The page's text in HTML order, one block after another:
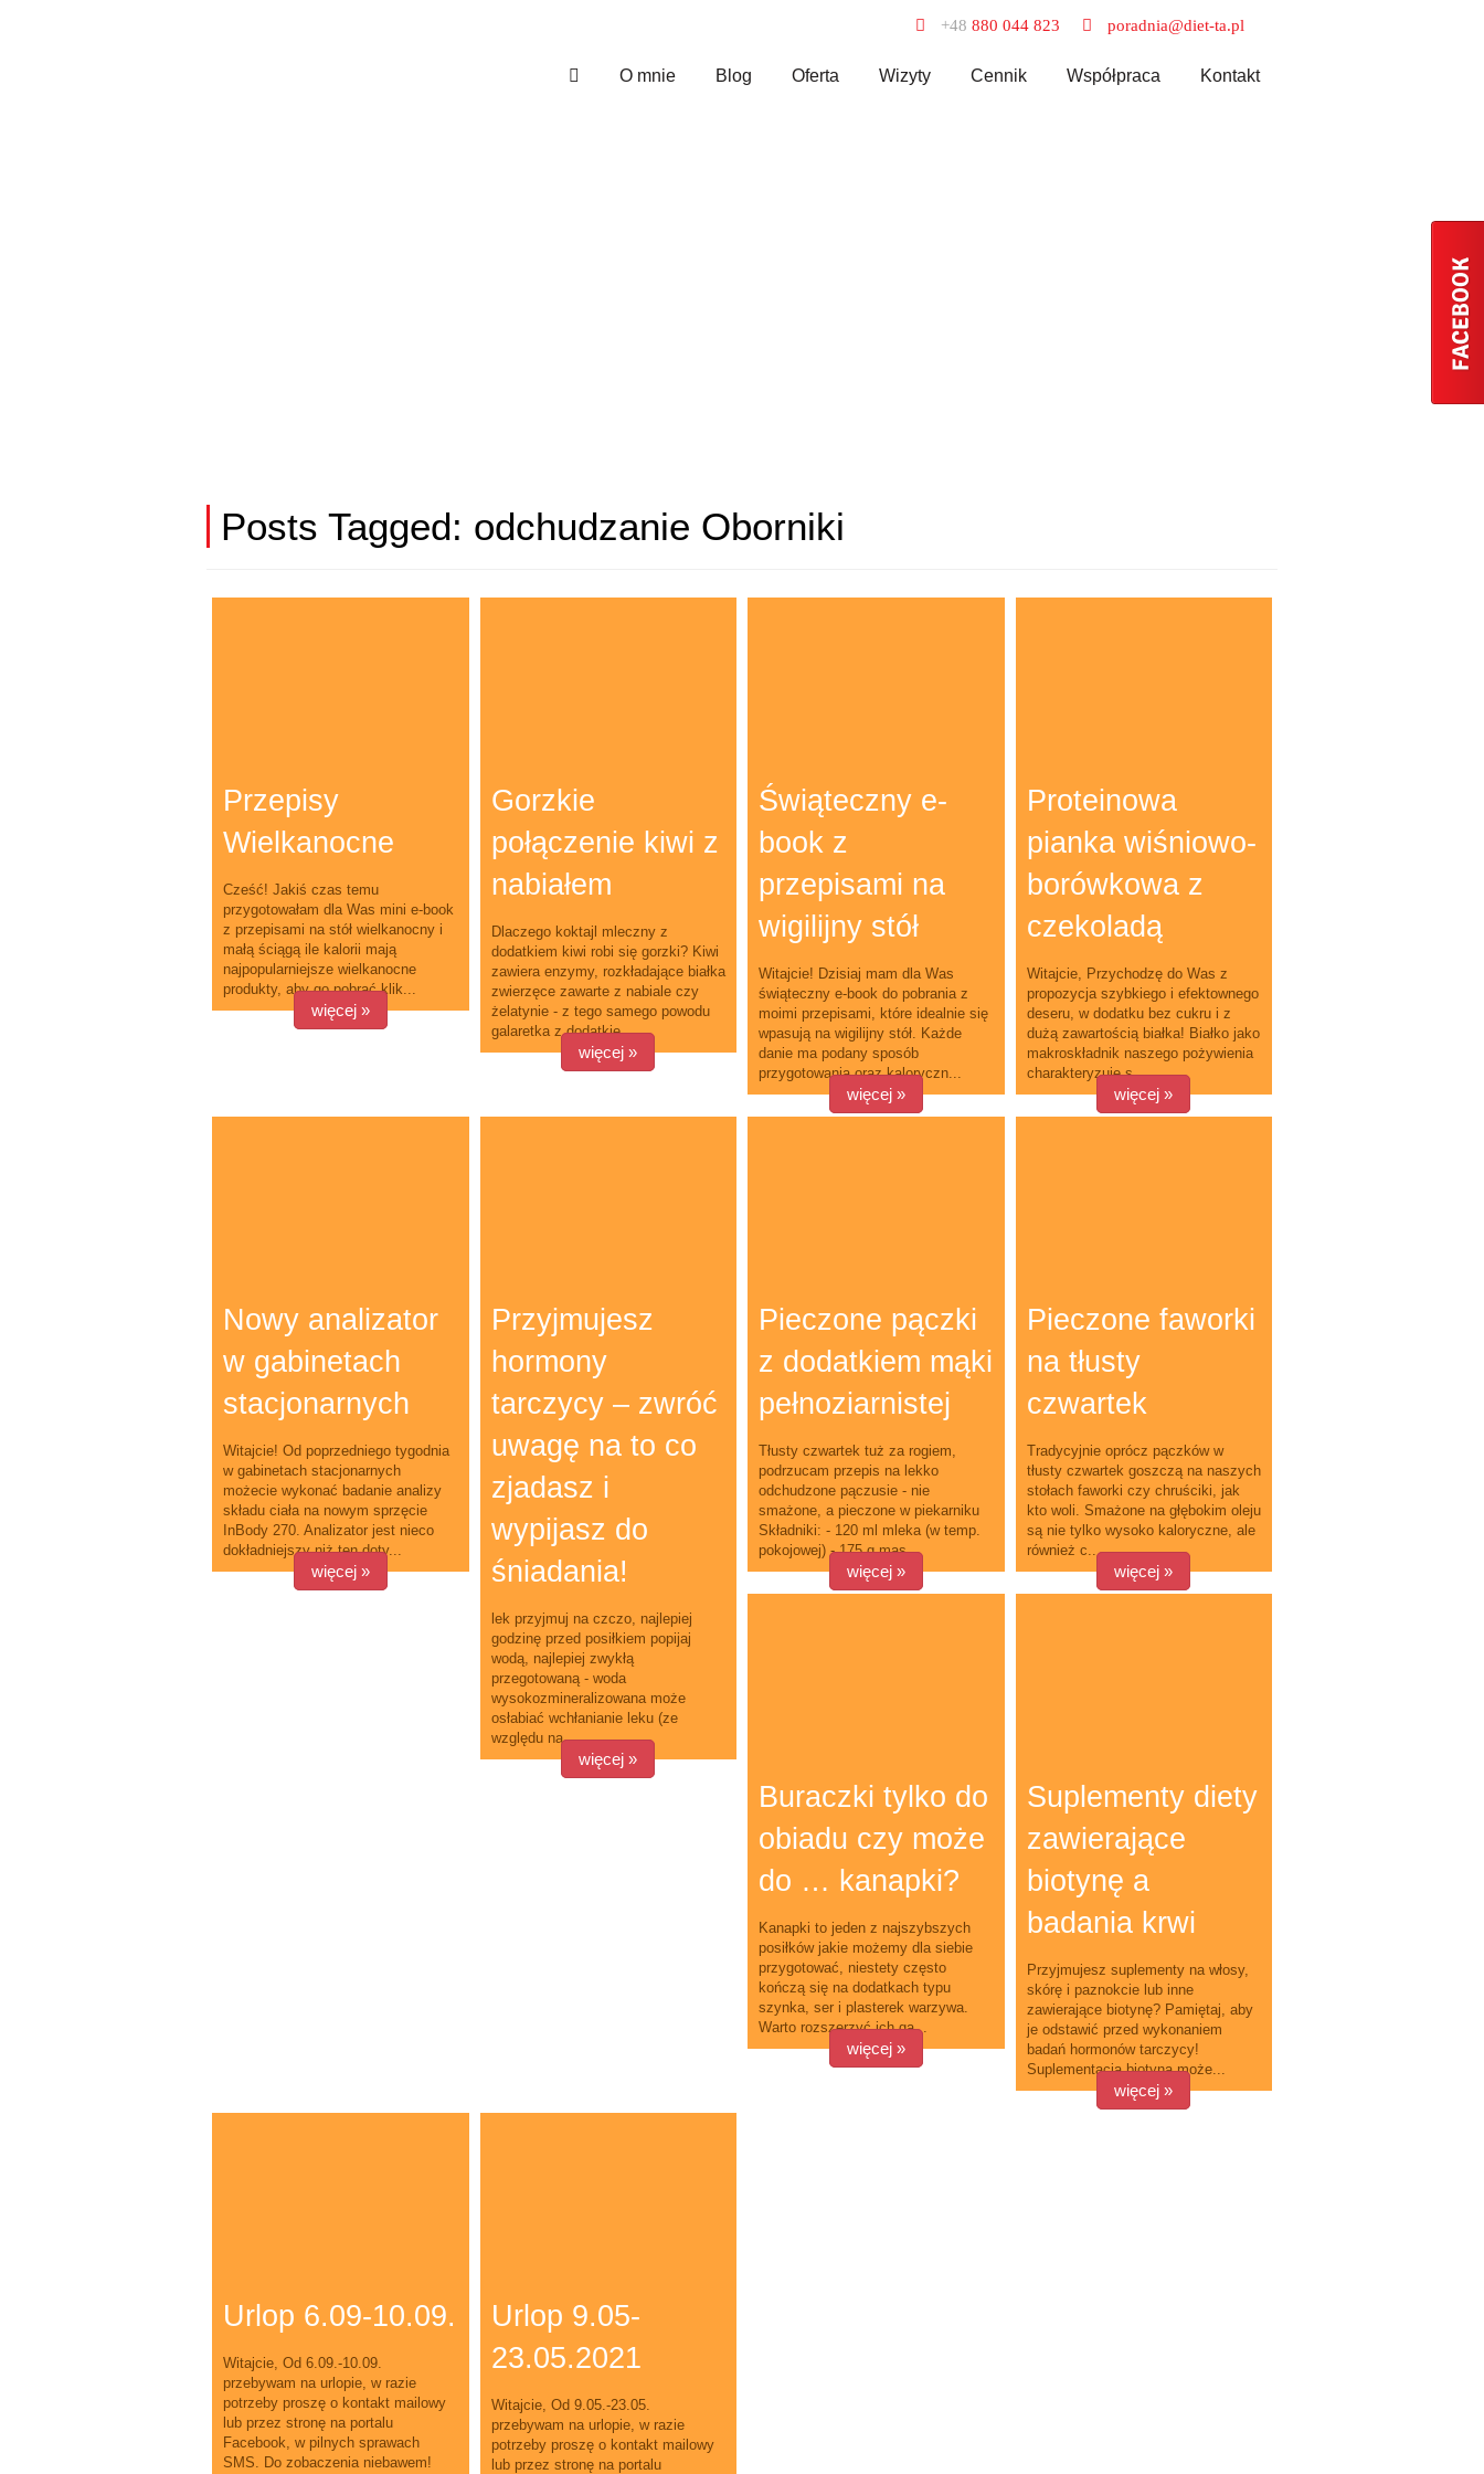
O mnie Blog Oferta Wizyty Cennik Współpraca Kontakt
+48 880 044 823 poradnia@diet-ta.pl
Posts Tagged: odchudzanie Oborniki
Przepisy
Wielkanocne
Cześć! Jakiś czas temu
przygotowałam dla Was mini e-book
z przepisami na stół wielkanocny i
małą ściągą ile kalorii mają
najpopularniejsze wielkanocne
produkty, aby go pobrać klik...
więcej »
Gorzkie
połączenie kiwi z
nabiałem
Dlaczego koktajl mleczny z
dodatkiem kiwi robi się gorzki? Kiwi
zawiera enzymy, rozkładające białka
zwierzęce zawarte z nabiale czy
żelatynie - z tego samego powodu
galaretka z dodatkie...
więcej »
Świąteczny e-
book z
przepisami na
wigilijny stół
Witajcie! Dzisiaj mam dla Was
świąteczny e-book do pobrania z
moimi przepisami, które idealnie się
wpasują na wigilijny stół. Każde
danie ma podany sposób
przygotowania oraz kaloryczn...
więcej »
Proteinowa
pianka wiśniowo-
borówkowa z
czekoladą
Witajcie, Przychodzę do Was z
propozycja szybkiego i efektownego
deseru, w dodatku bez cukru i z
dużą zawartością białka! Białko jako
makroskładnik naszego pożywienia
charakteryzuje s...
więcej »
Nowy analizator
w gabinetach
stacjonarnych
Witajcie! Od poprzedniego tygodnia
w gabinetach stacjonarnych
możecie wykonać badanie analizy
składu ciała na nowym sprzęcie
InBody 270. Analizator jest nieco
dokładniejszy niż ten doty...
więcej »
Przyjmujesz
hormony
tarczycy – zwróć
uwagę na to co
zjadasz i
wypijasz do
śniadania!
lek przyjmuj na czczo, najlepiej
godzinę przed posiłkiem popijaj
wodą, najlepiej zwykłą
przegotowaną - woda
wysokozmineralizowana może
osłabiać wchłanianie leku (ze
względu na ...
więcej »
Pieczone pączki
z dodatkiem mąki
pełnoziarnistej
Tłusty czwartek tuż za rogiem,
podrzucam przepis na lekko
odchudzone pączusie - nie
smażone, a pieczone w piekarniku
Składniki: - 120 ml mleka (w temp.
pokojowej) - 175 g mas...
więcej »
Pieczone faworki
na tłusty
czwartek
Tradycyjnie oprócz pączków w
tłusty czwartek goszczą na naszych
stołach faworki czy chruściki, jak
kto woli. Smażone na głębokim oleju
są nie tylko wysoko kaloryczne, ale
również c...
więcej »
Buraczki tylko do
obiadu czy może
do … kanapki?
Kanapki to jeden z najszybszych
posiłków jakie możemy dla siebie
przygotować, niestety często
kończą się na dodatkach typu
szynka, ser i plasterek warzywa.
Warto rozszerzyć ich ga...
więcej »
Suplementy diety
zawierające
biotynę a
badania krwi
Przyjmujesz suplementy na włosy,
skórę i paznokcie lub inne
zawierające biotynę? Pamiętaj, aby
je odstawić przed wykonaniem
badań hormonów tarczycy!
Suplementacja biotyną może...
więcej »
Urlop 6.09-10.09.
Witajcie, Od 6.09.-10.09.
przebywam na urlopie, w razie
potrzeby proszę o kontakt mailowy
lub przez stronę na portalu
Facebook, w pilnych sprawach
SMS. Do zobaczenia niebawem!
Urlop 9.05-
23.05.2021
Witajcie, Od 9.05.-23.05.
przebywam na urlopie, w razie
potrzeby proszę o kontakt mailowy
lub przez stronę na portalu